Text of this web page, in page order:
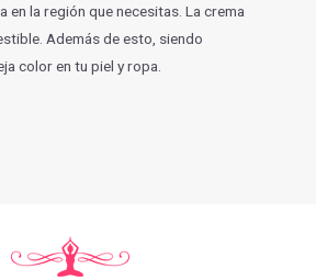
en la región que necesitas. La crema
Además de esto, siendo
color en tu piel y ropa.